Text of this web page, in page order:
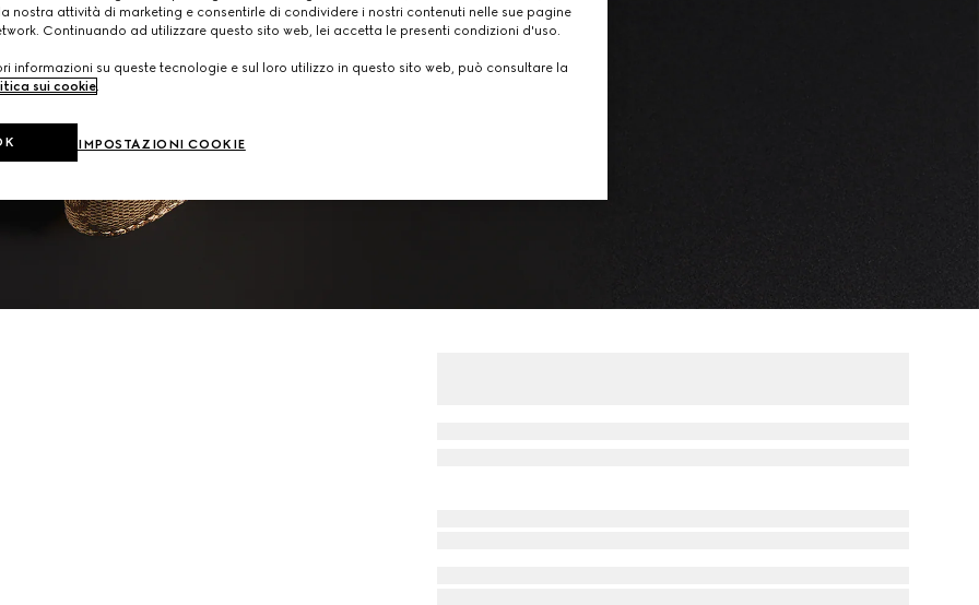
nostra attività di marketing e consentirle di condividere i nostri contenuti nelle sue pagine
Continuando ad utilizzare questo sito web, lei accetta le presenti condizioni d'uso.
informazioni su queste tecnologie e sul loro utilizzo in questo sito web, può consultare la
sui cookie
IMPOSTAZIONI COOKIE